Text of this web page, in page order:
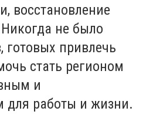
восстановление
не было
готовых привлечь
стать регионом
и
для работы и жизни.